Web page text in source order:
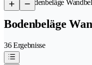
/Bodenbeläge
Bodenbeläge
36 Ergebnisse